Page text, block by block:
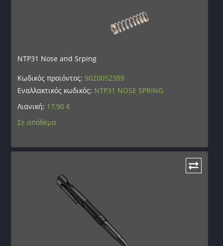
NTP31 Nose and Srping
Κωδικός προϊόντος:9020052389
Εναλλακτικός κωδικός: NTP31 NOSE SPRING
Λιανική: 17,90€
Σε απόθεμα